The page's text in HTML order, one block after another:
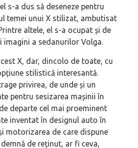
s-a dus să deseneze pentru
temei unui X stilizat, ambutisat
altele, el s-a ocupat și de
imagini a sedanurilor Volga.
X, dar, dincolo de toate, cu
stilistică interesantă.
privirea, de unde și un
pentru sesizarea mașinii în
departe cel mai proeminent
inventat în designul auto în
motorizarea de care dispune
de reținut, ar fi ceva,